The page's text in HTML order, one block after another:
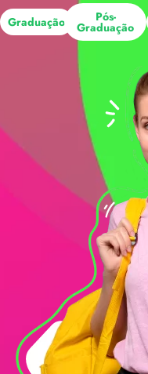
Graduação Pós-
Graduação